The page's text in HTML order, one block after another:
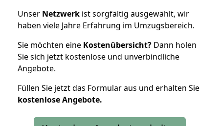
Unser Netzwerk ist sorgfältig ausgewählt, wir
haben viele Jahre Erfahrung im Umzugsbereich.
Sie möchten eine Kostenübersicht? Dann holen
Sie sich jetzt kostenlose und unverbindliche
Angebote.
Füllen Sie jetzt das Formular aus und erhalten Sie
kostenloseAngebote.